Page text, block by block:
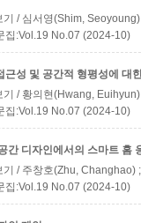
/ 심서영(Shim,
집:Vol.19 No.07 (2024-10)
근성 및 공간적 형평성에 대
/ 황의현(Hwang, Euihyun)
집:Vol.19 No.07 (2024-10)
간 디자인에서의 스마트 홈
/ 주창호(Zhu, Changhao)
집:Vol.19 No.07 (2024-10)